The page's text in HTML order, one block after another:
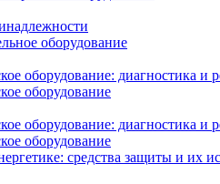
оборудование
оборудование: диагностика и
оборудование
оборудование: диагностика и
оборудование
средства защиты и их